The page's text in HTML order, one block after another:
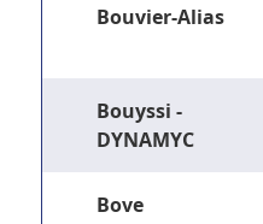
Bouvier-Alias
Bouyssi -
DYNAMYC
Bove